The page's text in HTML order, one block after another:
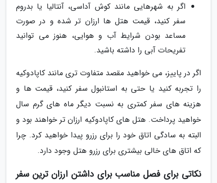
اگر به شهرهایی مانند کوش آداسی، آنتالیا یا بدروم
سفر کنید، قیمت هتل ها ارزان تر شده و در صورت
مساعد بودن شرایط آب و هوایی، هنوز می توانید
تفریحات آبی را داشته باشید.
اگر در پاییز، می خواهید مقصد متفاوت تری مانند کاپادوکیه
را تجربه کنید یا حتی به استانبول سفر کنید، قیمت ها و
هزینه های سفر کمتری به نسبت دیگر ماه های گرم سال
خواهید پرداخت. هتل های کاپادوکیه ارزان تر خواهند بود و
البته به سادگی اتاق خود را برای رزرو پیدا خواهید کرد. چرا
که اتاق های خالی بیشتری برای رزرو هتل وجود دارد.
نکاتی برای فصل مناسب برای داشتن ارزان ترین سفر